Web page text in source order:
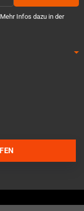
Infos dazu in der
WhatsApp schreiben